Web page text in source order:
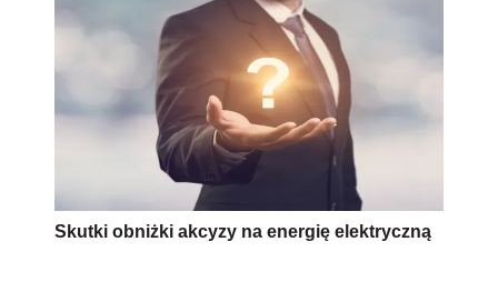
Skutki obniżki akcyzy na energię elektryczną